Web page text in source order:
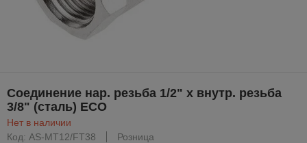
Соединение нар. резьба 1/2" х внутр. резьба
3/8" (сталь) ECO
Нет в наличии
Код: AS-MT12/FT38
Розница